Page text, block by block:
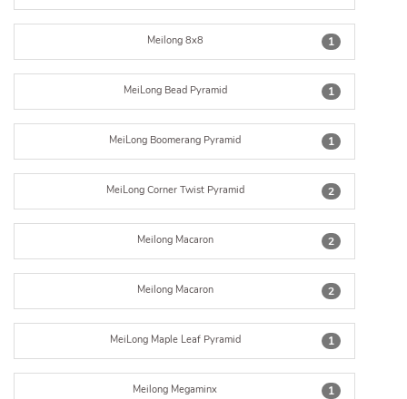
1
Meilong 8x8
1
MeiLong Bead Pyramid
1
MeiLong Boomerang Pyramid
2
MeiLong Corner Twist Pyramid
2
Meilong Macaron
2
Meilong Macaron
1
MeiLong Maple Leaf Pyramid
1
Meilong Megaminx